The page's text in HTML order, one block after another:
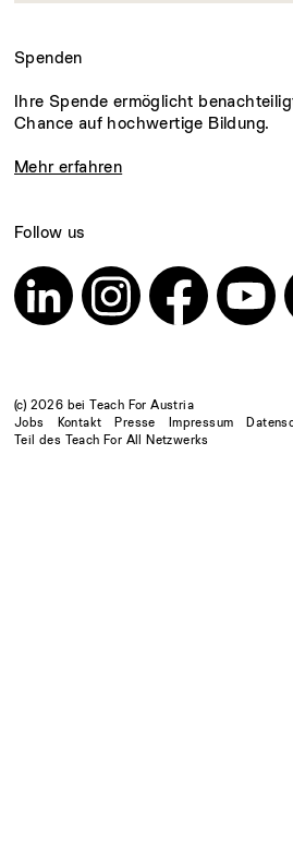
Spenden
Ihre Spende ermöglicht
Chance auf hochwertige Bildung.
Mehr erfahren
Follow us
(c) 2026 bei Teach For Austria
Jobs
Kontakt Presse Impressum
Teil des Teach For All Netzwerks